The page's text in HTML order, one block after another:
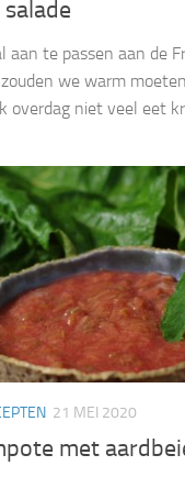
aan te passen aan de
we warm
overdag niet veel eet
21 MEI 2020
met